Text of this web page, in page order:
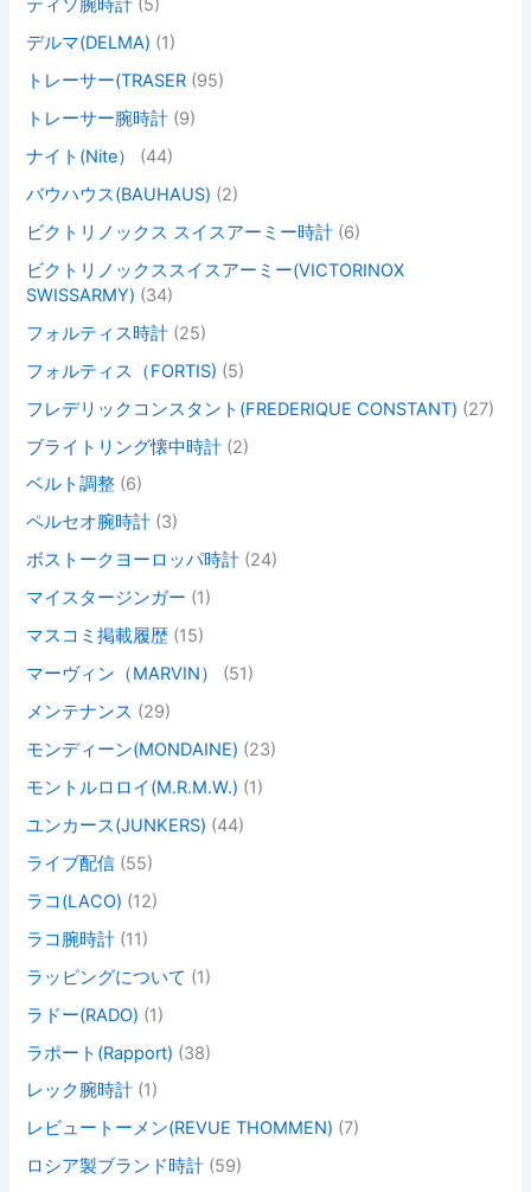
ティソ腕時計 (5)
デルマ(DELMA) (1)
トレーサー(TRASER (95)
トレーサー腕時計 (9)
ナイト(Nite）
(44)
バウハウス(BAUHAUS) (2)
ビクトリノックス スイスアーミー時計 (6)
ビクトリノックススイスアーミー(VICTORINOX
SWISSARMY) (34)
フォルティス時計 (25)
フォルティス（FORTIS) (5)
フレデリックコンスタント(FREDERIQUE CONSTANT) (27)
ブライトリング懐中時計 (2)
ベルト調整 (6)
ペルセオ腕時計 (3)
ボストークヨーロッパ時計 (24)
マイスタージンガー (1)
マスコミ掲載履歴 (15)
マーヴィン（MARVIN）
(51)
メンテナンス (29)
モンディーン(MONDAINE) (23)
モントルロロイ(M.R.M.W.) (1)
ユンカース(JUNKERS) (44)
ライブ配信 (55)
ラコ(LACO) (12)
ラコ腕時計 (11)
ラッピングについて (1)
ラドー(RADO) (1)
ラポート(Rapport) (38)
レック腕時計 (1)
レビュートーメン(REVUE THOMMEN) (7)
ロシア製ブランド時計 (59)